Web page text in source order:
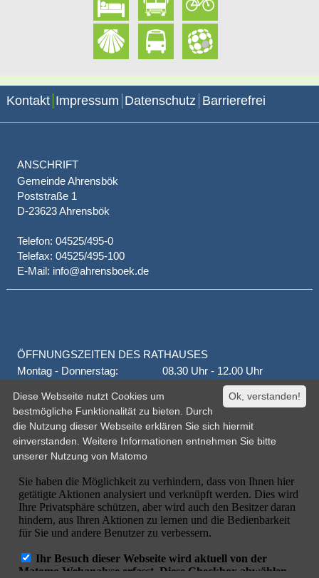
Kontakt Impressum Datenschutz Barrierefrei
ANSCHRIFT
Gemeinde Ahrensbök
Poststraße 1
D-23623 Ahrensbök
Telefon: 04525/495-0
Telefax: 04525/495-100
E-Mail: info@ahrensboek.de
ÖFFNUNGSZEITEN DES RATHAUSES
Montag - Donnerstag:
08.30 Uhr - 12.00 Uhr
14.00 Uhr - 18.00 Uhr
jeden 1. und 3. Montag
16.00 Uhr - 18.00 Uhr
Freitag
geschlossen
oder nach Vereinbarung
Ok, verstanden!
Diese Webseite nutzt Cookies um
bestmögliche Funktionalität zu bieten. Durch
die Nutzung dieser Webseite erklären Sie sich hiermit
einverstanden. Weitere Informationen entnehmen Sie bitte
unserer Nutzung von Matomo